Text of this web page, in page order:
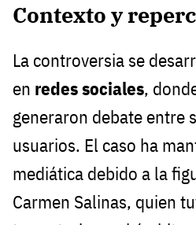
Contexto y
La controversia se
en redes sociales,
generaron debate entre
usuarios. El caso ha
mediática debido a la
Carmen Salinas, quien